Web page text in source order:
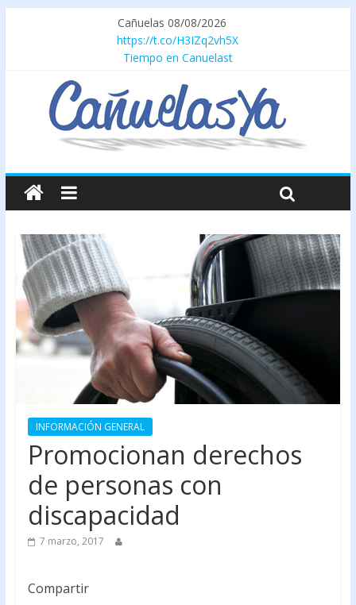
Cañuelas 08/08/2026
https://t.co/H3IZq2vh5X
Tiempo en Canuelast
INFORMACIÓN GENERAL
Promocionan derechos
de personas con
discapacidad
7 marzo, 2017
Compartir